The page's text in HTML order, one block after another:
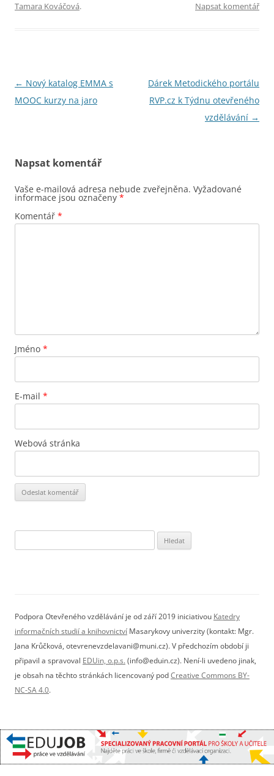
Tamara Kováčová. Napsat komentář
Navigace
pro
← Nový katalog EMMA s
MOOC kurzy na jaro
Dárek Metodického portálu
RVP.cz k Týdnu otevřeného
vzdělávání →
Napsat komentář
Vaše e-mailová adresa nebude zveřejněna. Vyžadované
informace jsou označeny *
Komentář *
Jméno *
E-mail *
Webová stránka
Podpora Otevřeného vzdělávání je od září 2019 iniciativou Katedry
informačních studií a knihovnictví Masarykovy univerzity (kontakt: Mgr.
Jana Krůčková, otevrenevzdelavani@muni.cz). V předchozím období ji
připavil a spravoval EDUin, o.p.s. (info@eduin.cz). Není-li uvedeno jinak,
je obsah na těchto stránkách licencovaný podCreative Commons BY-
NC-SA 4.0.